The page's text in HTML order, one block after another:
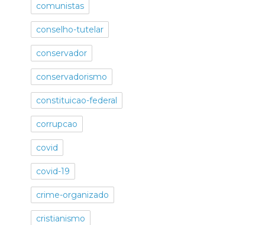
comunistas
conselho-tutelar
conservador
conservadorismo
constituicao-federal
corrupcao
covid
covid-19
crime-organizado
cristianismo